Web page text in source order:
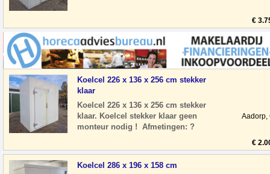
€
Koelcel 226 x 136 x 256 cm stekker
klaar
Koelcel 226 x 136 x 256 cm stekker
klaar. Koelcel stekker klaar geen
monteur nodig ! Afmetingen: ?
Hoogte: 256 cm
Aadorp,
€
Koelcel 286 x 196 x 158 cm